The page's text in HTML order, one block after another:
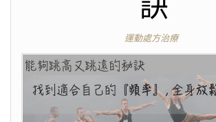
運動處方治療